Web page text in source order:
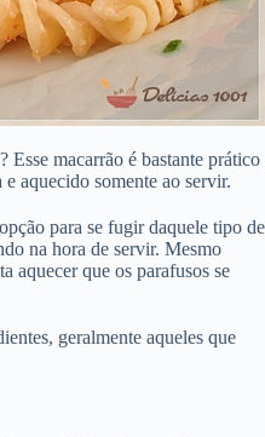
macarrão é bastante prático
aquecido somente ao servir.
para se fugir daquele tipo de
na hora de servir. Mesmo
aquecer que os parafusos se
geralmente aqueles que